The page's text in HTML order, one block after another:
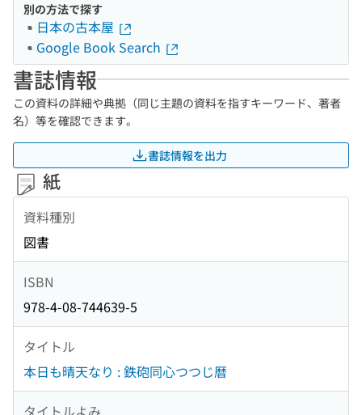
別の方法で探す
日本の古本屋
Google Book Search
書誌情報
この資料の詳細や典拠（同じ主題の資料を指すキーワード、著者
名）等を確認できます。
書誌情報を出力
紙
資料種別
図書
ISBN
978-4-08-744639-5
タイトル
本日も晴天なり : 鉄砲同心つつじ暦
タイトルよみ